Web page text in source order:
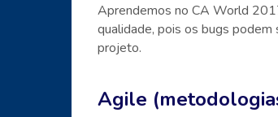
Aprendemos no CA World
qualidade, pois os bugs
projeto.
Agile